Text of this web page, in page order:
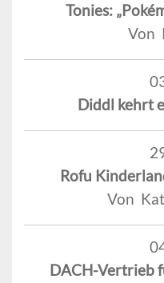
Tonies:
Von
Diddl kehrt
Rofu
Von
DACH-Vertrieb